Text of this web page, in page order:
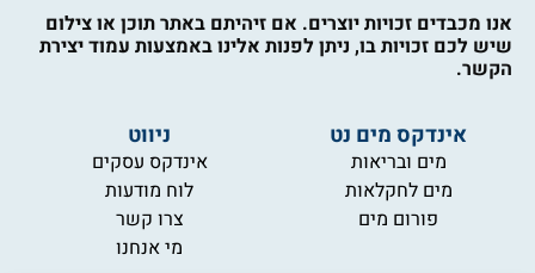
אנו מכבדים זכויות יוצרים. אם זיהיתם באתר תוכן או צילום
שיש לכם זכויות בו, ניתן לפנות אלינו באמצעות עמוד יצירת
הקשר.
אינדקס מים נט
מים ובריאות
מים לחקלאות
פורום מים
ניווט
אינדקס עסקים
לוח מודעות
צרו קשר
מי אנחנו